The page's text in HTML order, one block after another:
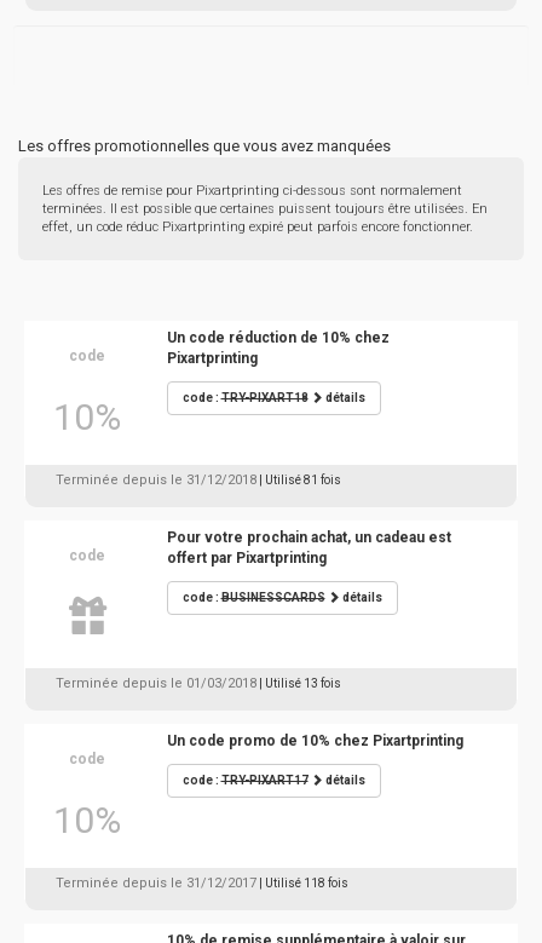
Les offres promotionnelles que vous avez manquées
Les offres de remise pour Pixartprinting ci-dessous sont normalement
terminées. Il est possible que certaines puissent toujours être utilisées. En
effet, un code réduc Pixartprinting expiré peut parfois encore fonctionner.
code
10%
Un code réduction de 10% chez
Pixartprinting
code :TRY-PIXART18 détails
Terminée depuis le 31/12/2018 | Utilisé 81 fois
code
Pour votre prochain achat, un cadeau est
offert par Pixartprinting
code :BUSINESSCARDS détails
Terminée depuis le 01/03/2018 | Utilisé 13 fois
code
10%
Un code promo de 10% chez Pixartprinting
code :TRY-PIXART17 détails
Terminée depuis le 31/12/2017 | Utilisé 118 fois